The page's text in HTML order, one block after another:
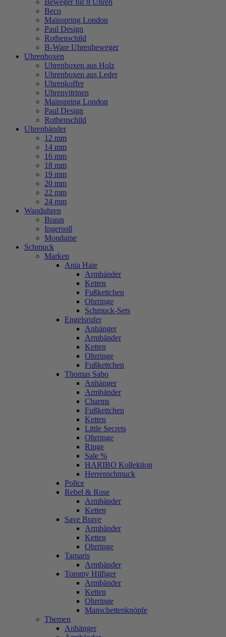
Beweger für 8 Uhren
Beco
Mainspring London
Paul Design
Rothenschild
B-Ware Uhrenbeweger
Uhrenboxen
Uhrenboxen aus Holz
Uhrenboxen aus Leder
Uhrenkoffer
Uhrenvitrinen
Mainspring London
Paul Design
Rothenschild
Uhrenbänder
12 mm
14 mm
16 mm
18 mm
19 mm
20 mm
22 mm
24 mm
Wanduhren
Braun
Ingersoll
Mondaine
Schmuck
Marken
Ania Haie
Armbänder
Ketten
Fußkettchen
Ohrringe
Schmuck-Sets
Engelsrufer
Anhänger
Armbänder
Ketten
Ohrringe
Fußkettchen
Thomas Sabo
Anhänger
Armbänder
Charms
Fußkettchen
Ketten
Little Secrets
Ohrringe
Ringe
Sale %
HARIBO Kollektion
Herrenschmuck
Police
Rebel & Rose
Armbänder
Ketten
Save Brave
Armbänder
Ketten
Ohrringe
Tamaris
Armbänder
Tommy Hilfiger
Armbänder
Ketten
Ohrringe
Manschettenknöpfe
Themen
Anhänger